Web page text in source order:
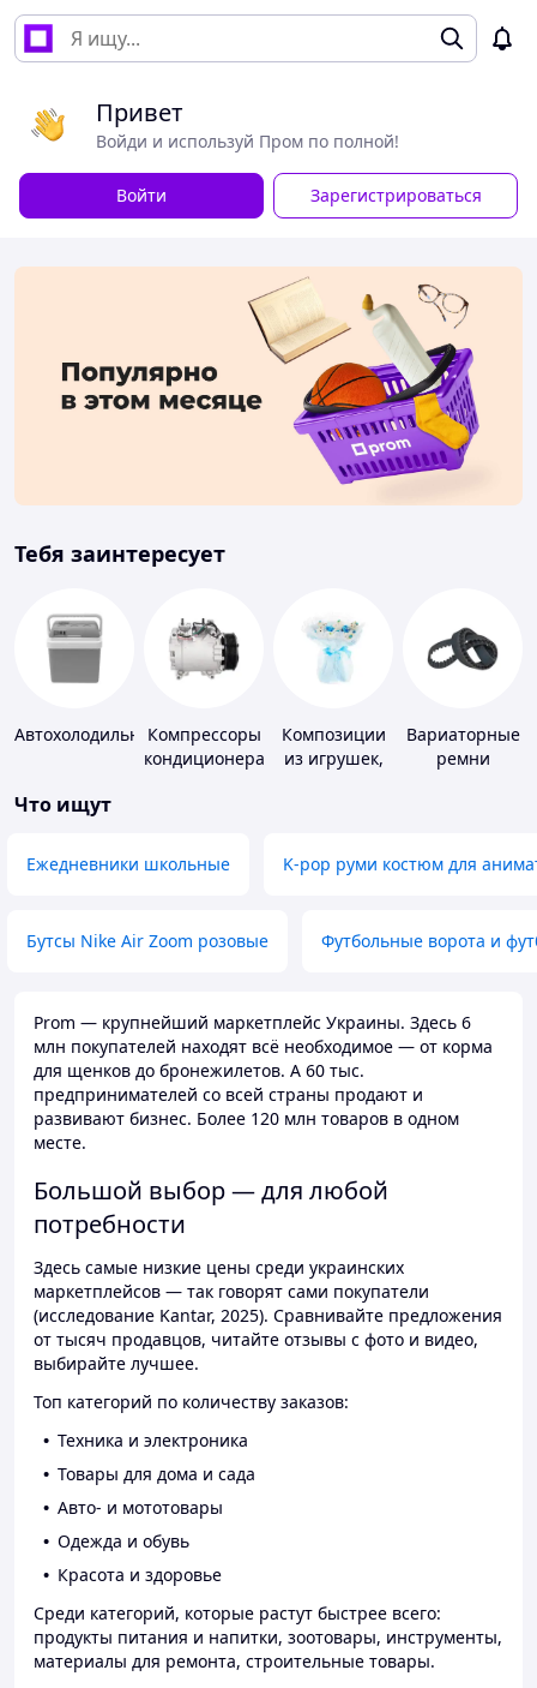
Привет
Войди и используй Пром по полной!
Войти Зарегистрироваться
Тебя заинтересует
АвтохолодильникиКомпрессоры
кондиционера
Композиции
из игрушек,
Вариаторные
ремни
Что ищут
Ежедневники школьные K-pop руми костюм для
Бутсы Nike Air Zoom розовые Футбольные ворота и
Prom — крупнейший маркетплейс Украины. Здесь 6
млн покупателей находят всё необходимое — от корма
для щенков до бронежилетов. А 60 тыс.
предпринимателей со всей страны продают и
развивают бизнес. Более 120 млн товаров в одном
месте.
Большой выбор — для любой
потребности
Здесь самые низкие цены среди украинских
маркетплейсов — так говорят сами покупатели
(исследование Kantar, 2025). Сравнивайте предложения
от тысяч продавцов, читайте отзывы с фото и видео,
выбирайте лучшее.
Топ категорий по количеству заказов:
Техника и электроника
Товары для дома и сада
Авто- и мототовары
Одежда и обувь
Красота и здоровье
Среди категорий, которые растут быстрее всего:
продукты питания и напитки, зоотовары, инструменты,
материалы для ремонта, строительные товары.